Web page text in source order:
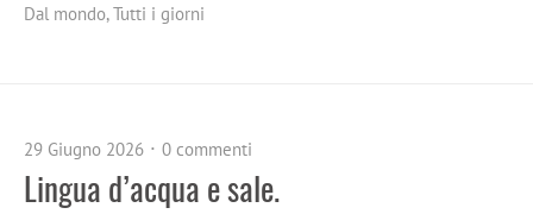
Dal mondo,Tutti i giorni
29 Giugno 2026 0 commenti
Lingua d’acqua e sale.